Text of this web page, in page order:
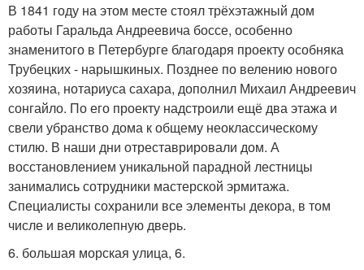
В 1841 году на этом месте стоял трёхэтажный дом
работы Гаральда Андреевича боссе, особенно
знаменитого в Петербурге благодаря проекту особняка
Трубецких - нарышкиных. Позднее по велению нового
хозяина, нотариуса сахара, дополнил Михаил Андреевич
сонгайло. По его проекту надстроили ещё два этажа и
свели убранство дома к общему неоклассическому
стилю. В наши дни отреставрировали дом. А
восстановлением уникальной парадной лестницы
занимались сотрудники мастерской эрмитажа.
Специалисты сохранили все элементы декора, в том
числе и великолепную дверь.
6. большая морская улица, 6.